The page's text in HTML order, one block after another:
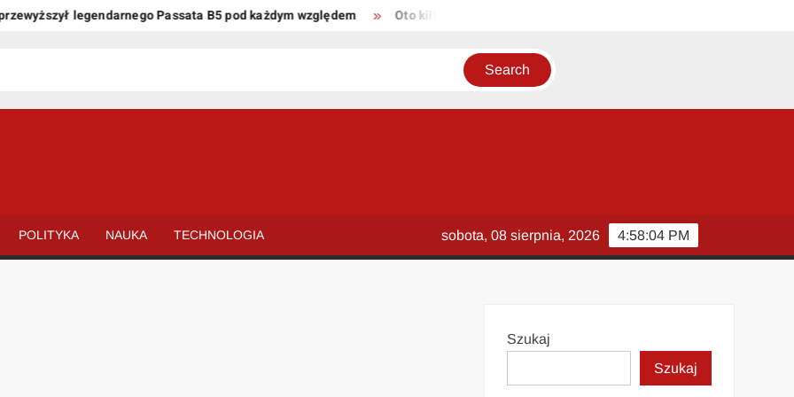
legendarnego Passata B5 pod każdym względem Oto kilka propozycji unikalnych tytułów zachowujących sens
POLITYKA NAUKA TECHNOLOGIA 4:58:05 PM
sobota, 08 sierpnia, 2026
Szukaj
Szukaj